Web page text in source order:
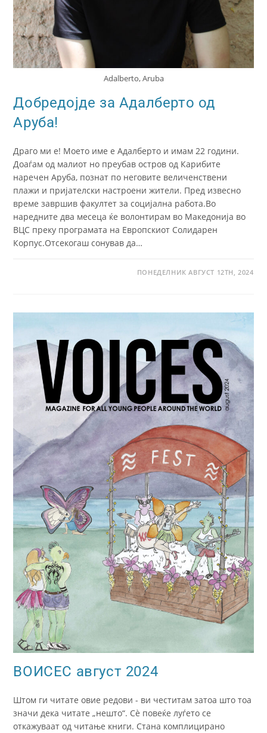
Adalberto, Aruba
Добредојде за Адалберто од
Аруба!
Драго ми е! Моето име е Адалберто и имам 22 години.
Доаѓам од малиот но преубав остров од Карибите
наречен Аруба, познат по неговите величенствени
плажи и пријателски настроени жители. Пред извесно
време завршив факултет за социјална работа.Во
наредните два месеца ќе волонтирам во Македонија во
ВЦС преку програмата на Европскиот Солидарен
Корпус.Отсекогаш сонував да…
ПОНЕДЕЛНИК АВГУСТ 12TH, 2024
ВОИСЕС август 2024
Штом ги читате овие редови - ви честитам затоа што тоа
значи дека читате „нешто“. Сè повеќе луѓето се
откажуваат од читање книги. Стана комплицирано